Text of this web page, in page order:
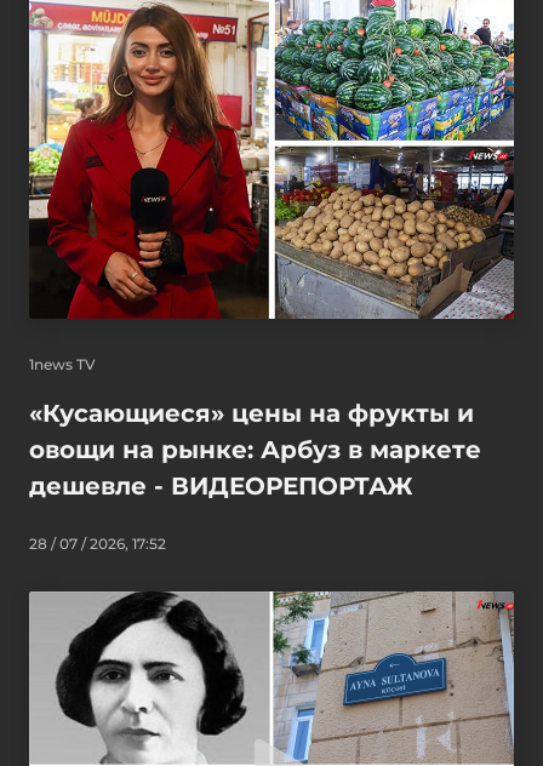
1news TV
«Кусающиеся» цены на фрукты и
овощи на рынке: Арбуз в маркете
дешевле - ВИДЕОРЕПОРТАЖ
28 / 07 / 2026, 17:52